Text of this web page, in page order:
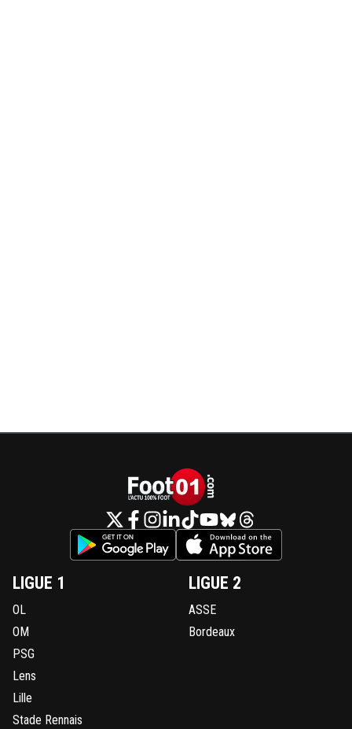
LIGUE 1
OL
OM
PSG
Lens
Lille
Stade Rennais
LIGUE 2
ASSE
Bordeaux